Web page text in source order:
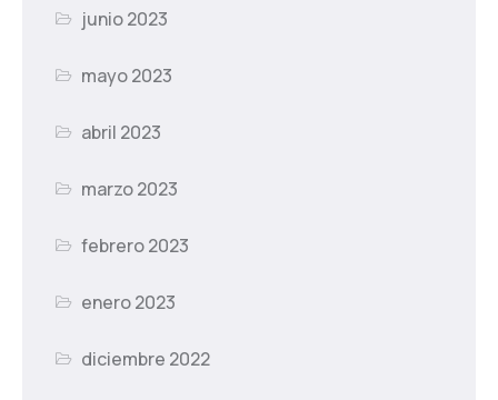
junio 2023
mayo 2023
abril 2023
marzo 2023
febrero 2023
enero 2023
diciembre 2022